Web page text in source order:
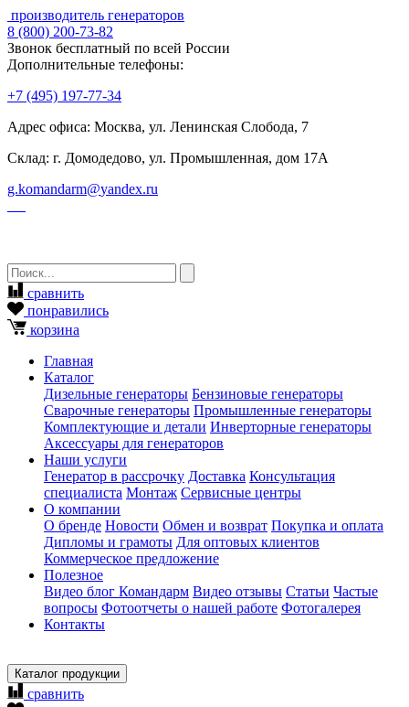
производитель генераторов
8 (800) 200-73-82
Звонок бесплатный по всей России
Дополнительные телефоны:
+7 (495) 197-77-34
Адрес офиса: Москва, ул. Ленинская Слобода, 7
Склад: г. Домодедово, ул. Промышленная, дом 17А
g.komandarm@yandex.ru
сравнить
понравились
корзина
Главная
Каталог
Дизельные генераторы Бензиновые генераторы
Сварочные генераторы Промышленные генераторы
Комплектующие и детали Инверторные генераторы
Аксессуары для генераторов
Наши услуги
Генератор в рассрочку Доставка Консультация
специалиста Монтаж Сервисные центры
О компании
О бренде Новости Обмен и возврат Покупка и оплата
Дипломы и грамоты Для оптовых клиентов
Коммерческое предложение
Полезное
Видео блог Командарм Видео отзывы Статьи Частые
вопросы Фотоотчеты о нашей работе Фотогалерея
Контакты
Каталог продукции
сравнить